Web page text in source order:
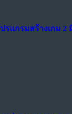
ปรแกรมสร้างเกม